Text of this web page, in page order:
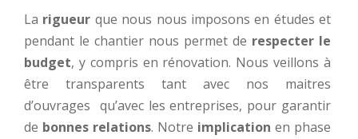
La rigueur que nous nous imposons en études et
pendant le chantier nous permet de respecter le
budget, y compris en rénovation. Nous veillons à
être transparents tant avec nos maitres
d’ouvrages qu’avec les entreprises, pour garantir
de bonnes relations. Notre implication en phase